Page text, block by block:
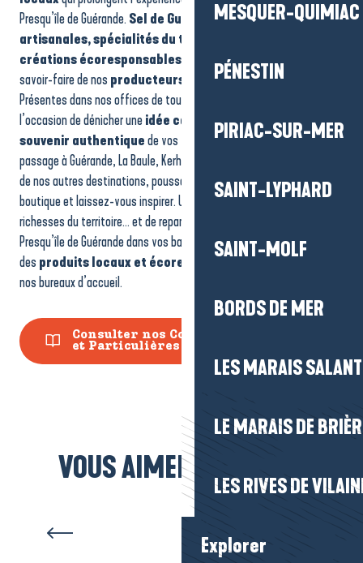
MESQUER-QUIMIAC
PÉNESTIN
PIRIAC-SUR-MER
SAINT-LYPHARD
SAINT-MOLF
BORDS DE MER
LES MARAIS
LE MARAIS DE
LES RIVES DE
Explorer
Boutique du Bureau d'information touristique de Guérande
Boutique du Bureau d'information touristique du Pouliguen
Boutique du Bureau d'information touristique de La Baule
Boutique du Bureau d'information touristique de Pénestin
Boutique du Bureau d'information touristique de Kerhinet
Presqu’île de Guérande. Sel de Guérande, douceurs
artisanales, spécialités du terroir, objets souvenirs ou
créations écoresponsables : chaque produit met en valeur le
savoir-faire de nos producteurs et artisans locaux
Présentes dans nos offices de tourisme, nos boutiques sont aussi
l’occasion de dénicher uneidée cadeauou de rapporter un
souvenir authentiquede vos vacances. Que vous soyez de
passage à Guérande, La Baule, Kerhinet, Piriac-sur-Mer ou dans l’une
de nos autres destinations, poussez la porte de nos espaces
boutique et laissez-vous inspirer. Une façon simple de découvrir les
richesses du territoire… et de repartir avec un peu de La Baule-
Presqu’île de Guérande dans vos bagages. Nos boutiques proposent
des produits locaux et écoresponsables dans l’ensemble de
nos bureaux d’accueil.
Consulter nos Conditions Générales
et Particulières de vente
VOUS AIMEREZ AUSSI...
La Baule